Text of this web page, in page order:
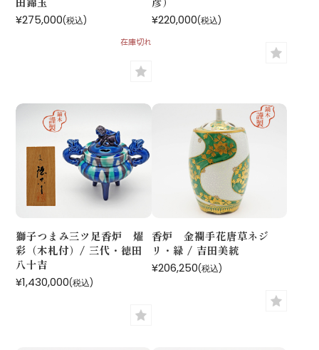
¥275,000(税込)
在庫切れ
¥220,000(税込)
獅子つまみ三ツ足香炉 燿
彩（木札付）/ 三代・徳田
八十吉
¥1,430,000(税込)
香炉 金襴手花唐草ネジ
リ・緑 / 吉田美統
¥206,250(税込)